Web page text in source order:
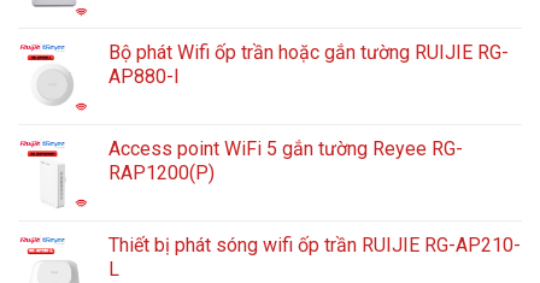
Bộ phát Wifi ốp trần hoặc gắn tường RUIJIE RG-
AP880-I
Access point WiFi 5 gắn tường Reyee RG-
RAP1200(P)
Thiết bị phát sóng wifi ốp trần RUIJIE RG-AP210-
L